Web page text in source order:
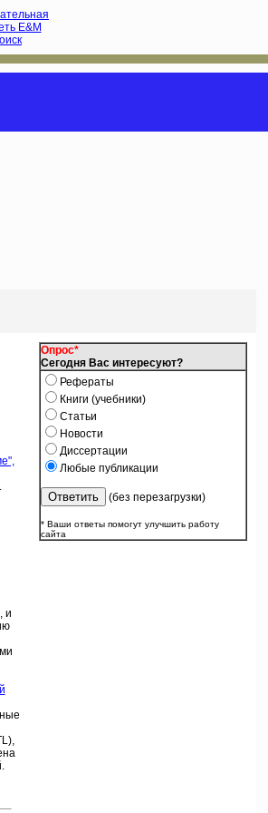
E&M
и
Опрос*
Сегодня Вас интересуют?
Рефераты
Книги (учебники)
Статьи
Новости
Диссертации
Любые публикации
(без перезагрузки)
* Ваши ответы помогут улучшить работу
сайта